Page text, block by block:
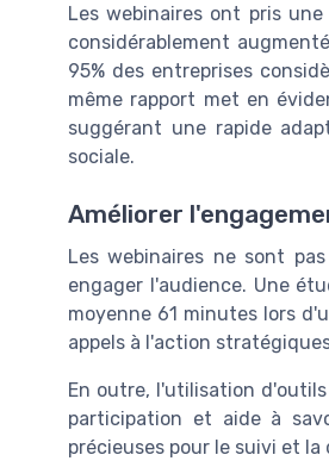
Les webinaires ont pris
considérablement
95% des entreprises
même rapport met en
suggérant une rapide
sociale.
Améliorer
Les webinaires ne sont
engager l'audience. Une
moyenne 61 minutes lors
appels à l'action
En outre, l'utilisation
participation et aide à
précieuses pour le suivi et